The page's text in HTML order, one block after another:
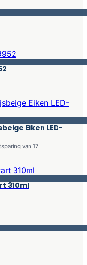
Eiken LED-
van 17
310ml